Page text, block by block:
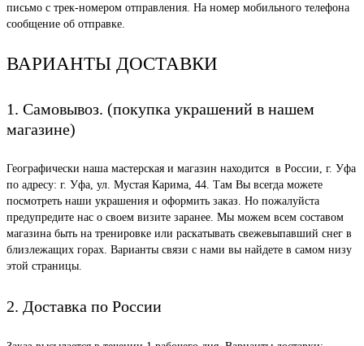
письмо с трек-номером отправления. На номер мобильного телефона
сообщение об отправке.
ВАРИАНТЫ ДОСТАВКИ
1. Самовывоз. (покупка украшений в нашем
магазине)
Географически наша мастерская и магазин находится в России, г. Уфа
по адресу: г. Уфа, ул. Мустая Карима, 44. Там Вы всегда можете
посмотреть наши украшения и оформить заказ. Но пожалуйста
предупредите нас о своем визите заранее. Мы можем всем составом
магазина быть на тренировке или раскатывать свежевыпавший снег в
близлежащих горах. Варианты связи с нами вы найдете в самом низу
этой страницы.
2. Доставка по России